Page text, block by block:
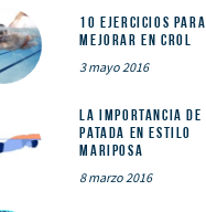
10 ejercicios para
mejorar en crol
3 mayo 2016
La importancia
patada en estilo
mariposa
8 marzo 2016